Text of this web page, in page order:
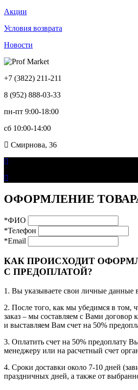
Акции
Условия возврата
Новости
+7 (3822) 211-211
8 (952) 888-03-33
пн-пт 9:00-18:00
сб 10:00-14:00
Смирнова, 36
ОФОРМЛЕНИЕ
*ФИО
*Телефон
*Email
КАК ПРОИСХОДИТ
С ПРЕДОПЛАТОЙ?
1. Вы указываете свои личные данные
2. После того, как мы убедимся в том,
заказ – мы составляем с Вами договор
и выставляем Вам счет на 50%
3. Оплатить счет на 50% предоплату
менеджеру или на расчетный счет
4. Сроки доставки около 7-10 дней
праздничных дней, а также от